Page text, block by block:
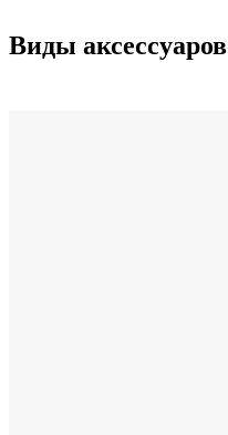
Виды аксессуаров